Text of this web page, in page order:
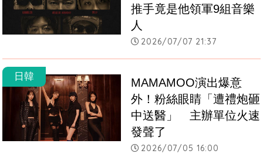
推手竟是他領軍9組音樂
人
2026/07/07 21:37
日韓
MAMAMOO演出爆意
外！粉絲眼睛「遭禮炮砸
中送醫」　主辦單位火速
發聲了
2026/07/05 16:00